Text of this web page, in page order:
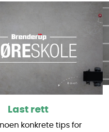
Last rett
konkrete tips for